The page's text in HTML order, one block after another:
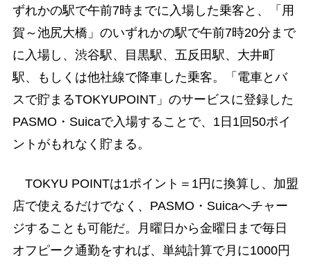
ずれかの駅で午前7時までに入場した乗客と、「用
賀～池尻大橋」のいずれかの駅で午前7時20分まで
に入場し、渋谷駅、目黒駅、五反田駅、大井町
駅、もしくは他社線で降車した乗客。「電車とバ
スで貯まるTOKYUPOINT」のサービスに登録した
PASMO・Suicaで入場することで、1日1回50ポイ
ントがもれなく貯まる。
TOKYU POINTは1ポイント＝1円に換算し、加盟
店で使えるだけでなく、PASMO・Suicaへチャー
ジすることも可能だ。月曜日から金曜日まで毎日
オフピーク通勤をすれば、単純計算で月に1000円